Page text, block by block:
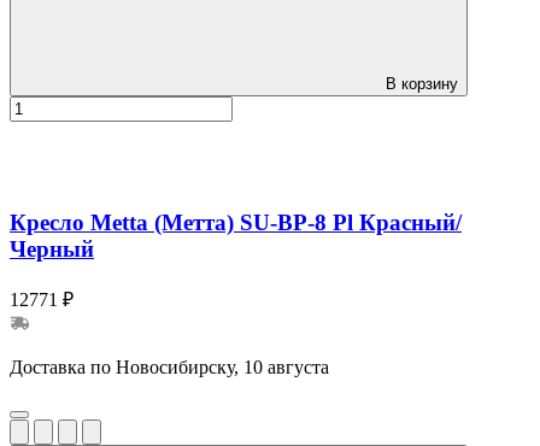
В корзину
Кресло Metta (Метта) SU-BP-8 Pl Красный/
Черный
12771 ₽
Доставка по Новосибирску, 10 августа